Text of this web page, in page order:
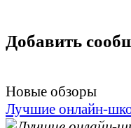
Добавить
Новые обзоры
Лучшие онлайн-